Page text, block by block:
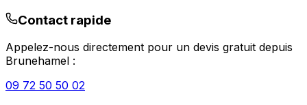
Contact rapide
Appelez-nous directement pour un devis gratuit depuis
Brunehamel :
09 72 50 50 02